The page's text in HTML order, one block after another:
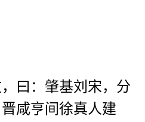
曰：肇基刘宋，分
咸亨间徐真人建